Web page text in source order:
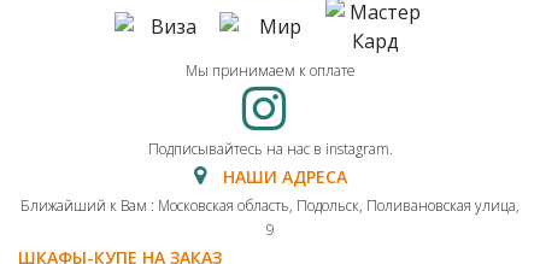
Мы принимаем к оплате
Подписывайтесь на нас в instagram.
НАШИ АДРЕСА
Ближайший к Вам : Московская область, Подольск, Поливановская улица,
9
ШКАФЫ-КУПЕ НА ЗАКАЗ